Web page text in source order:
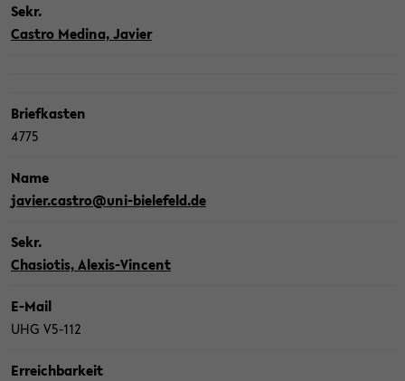
Sekr.
Cas­tro Me­di­na, Ja­vier
Brief­kas­ten
4775
Name
ja­vier.cas­tro@uni-​bielefeld.de
Sekr.
Cha­sio­tis, Alexis-​Vincent
E-​Mail
UHG V5-​112
Er­reich­bar­keit